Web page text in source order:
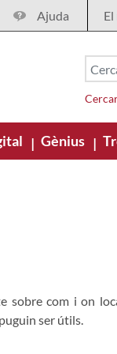
Ajuda El
| Gènius |
sobre com i on
ser útils.